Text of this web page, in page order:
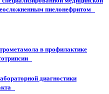
пиелонефритом
в профилактике
диагностики